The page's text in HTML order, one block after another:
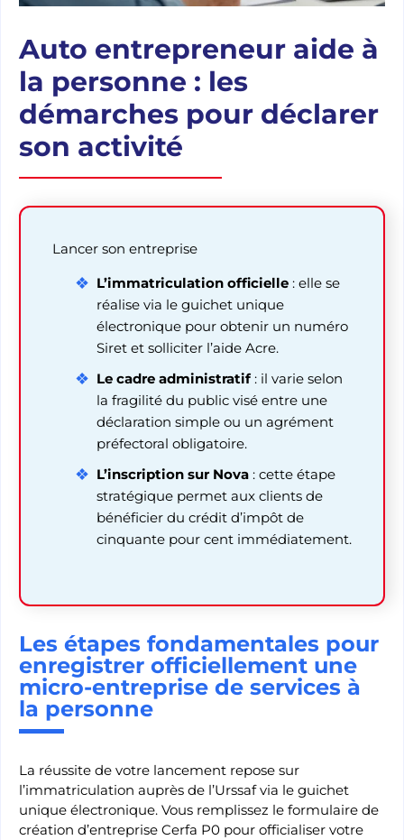
Auto entrepreneur aide à
la personne : les
démarches pour déclarer
son activité
Lancer son entreprise
L’immatriculation officielle : elle se
réalise via le guichet unique
électronique pour obtenir un numéro
Siret et solliciter l’aide Acre.
Le cadre administratif: il varie selon
la fragilité du public visé entre une
déclaration simple ou un agrément
préfectoral obligatoire.
L’inscription sur Nova : cette étape
stratégique permet aux clients de
bénéficier du crédit d’impôt de
cinquante pour cent immédiatement.
Les étapes fondamentales pour
enregistrer officiellement une
micro-entreprise de services à
la personne
La réussite de votre lancement repose sur
l’immatriculation auprès de l’Urssaf via le guichet
unique électronique. Vous remplissez le formulaire de
création d’entreprise Cerfa P0 pour officialiser votre